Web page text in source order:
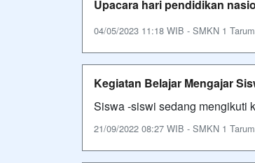
Upacara hari pendidikan
04/05/2023 11:18 WIB - SMKN 1
Kegiatan Belajar Mengajar
Siswa -siswi sedang mengikuti
21/09/2022 08:27 WIB - SMKN 1